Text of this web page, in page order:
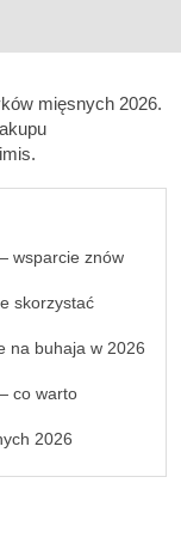
mięsnych 2026.
wsparcie znów
skorzystać
na buhaja w 2026
co warto
2026